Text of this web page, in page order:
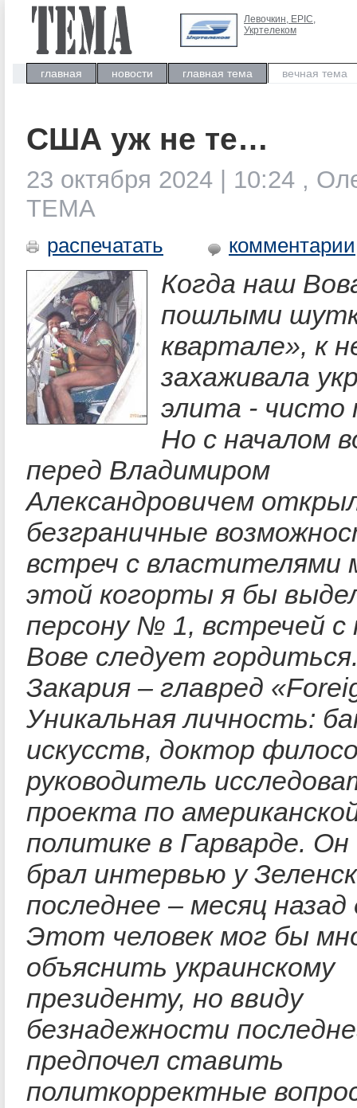
Левочкин, ЕРIC,
Укртелеком
главная новости главная тема вечная тема
США уж не те…
23 октября 2024 | 10:24 ,
ТЕМА
распечатать комментарии
Когда наш
пошлыми
квартале», к
захаживала
элита - чисто
Но с началом
перед Владимиром
Александровичем
безграничные
встреч с властителями
этой когорты я бы
персону № 1, встречей с
Вове следует
Закария – главред
Уникальная личность:
искусств, доктор
руководитель
проекта по
политике в Гарварде.
брал интервью у
последнее – месяц назад
Этот человек мог бы
объяснить украинскому
президенту, но ввиду
безнадежности
предпочел ставить
политкорректные